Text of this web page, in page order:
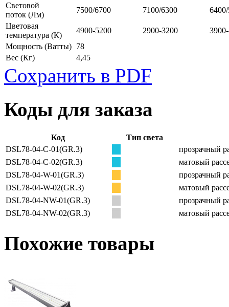
Световой
поток (Лм)
7500/6700 7100/6300
Цветовая
температура (К)
4900-5200 2900-3200
Мощность (Ватты) 78
Вес (Кг) 4,45
Сохранить в PDF
Коды для заказа
Код
Тип света
DSL78-04-C-01(GR.3)
прозрачный
DSL78-04-C-02(GR.3)
матовый
DSL78-04-W-01(GR.3)
прозрачный
DSL78-04-W-02(GR.3)
матовый
DSL78-04-NW-01(GR.3)
прозрачный
DSL78-04-NW-02(GR.3)
матовый
Похожие товары